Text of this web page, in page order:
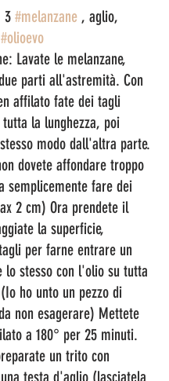
3 #melanzane , aglio,
#olioevo
Lavate le melanzane,
parti all'astremità. Con
affilato fate dei tagli
la lunghezza, poi
modo dall'altra parte.
dovete affondare troppo
semplicemente fare dei
2 cm) Ora prendete il
la superficie,
per farne entrare un
lo stesso con l'olio su tutta
ho unto un pezzo di
non esagerare) Mettete
a 180° per 25 minuti.
un trito con
testa d'aglio (lasciatela